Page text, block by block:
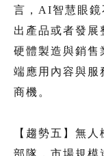
言，AI智慧眼鏡
出產品或者發展
硬體製造與銷售
端應用內容與服
商機。
【趨勢五】無
部隊，市場規模